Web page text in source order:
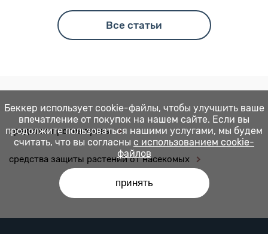
Все статьи
средство против травы
средства защиты растений от насекомых
Беккер использует cookie-файлы, чтобы улучшить ваше
впечатление от покупок на нашем сайте. Если вы
продолжите пользоваться нашими услугами, мы будем
считать, что вы согласны с использованием cookie-
файлов
принять